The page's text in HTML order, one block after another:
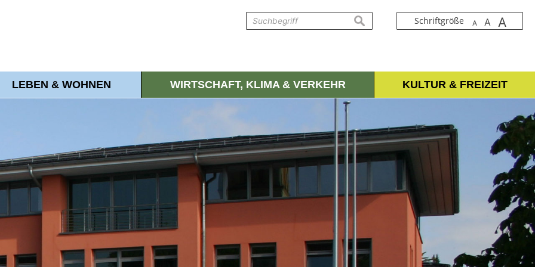
Schriftgröße A A A
suchen
LEBEN & WOHNEN WIRTSCHAFT, KLIMA & VERKEHR KULTUR & FREIZEIT